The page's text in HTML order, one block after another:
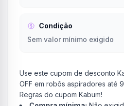
Condição
Sem valor mínimo exigido
Use este cupom de desconto
OFF em robôs aspiradores até
Regras do cupom Kabum!